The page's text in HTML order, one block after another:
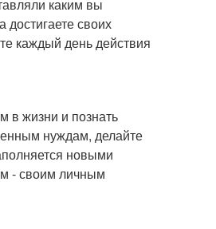
каким вы
достигаете своих
каждый день действия
в жизни и познать
нуждам, делайте
новыми
- своим личным